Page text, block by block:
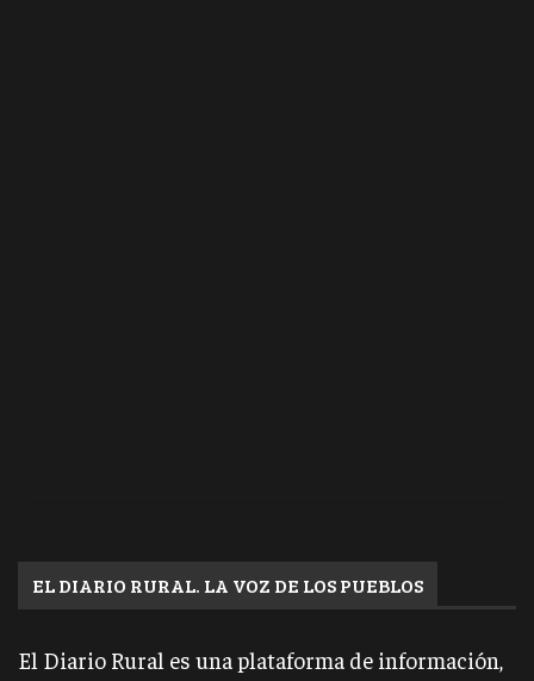
EL DIARIO RURAL. LA VOZ DE LOS PUEBLOS
El Diario Rural es una plataforma de información,